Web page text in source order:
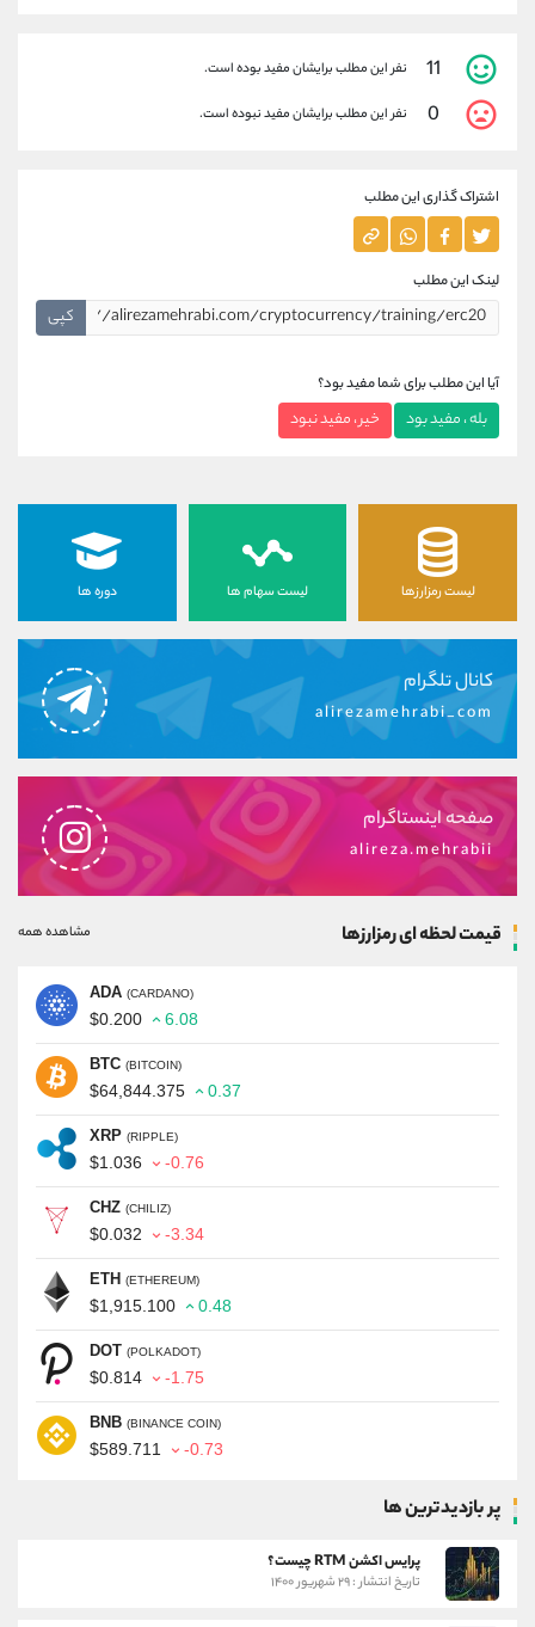
11 نفر این مطلب برایشان مفید بوده است.
0 نفر این مطلب برایشان مفید نبوده است.
اشتراک گذاری این مطلب
لینک این مطلب
کپی
آیا این مطلب برای شما مفید بود؟
بله ، مفید بود خیر ، مفید نبود
لیست رمزارزها لیست سهام ها دوره ها
کانال تلگرام
alirezamehrabi_com
صفحه اینستاگرام
alireza.mehrabii
قیمت لحظه ای رمزارزها مشاهده همه
ADA (CARDANO)
$0.200 6.08
BTC (BITCOIN)
$64,844.375 0.37
XRP (RIPPLE)
$1.036 -0.76
CHZ (CHILIZ)
$0.032 -3.34
ETH (ETHEREUM)
$1,915.100 0.48
DOT (POLKADOT)
$0.814 -1.75
BNB (BINANCE COIN)
$589.711 -0.73
پر بازدیدترین ها
پرایس اکشن RTM چیست؟
تاریخ انتشار : ۲۹ شهریور ۱۴۰۰